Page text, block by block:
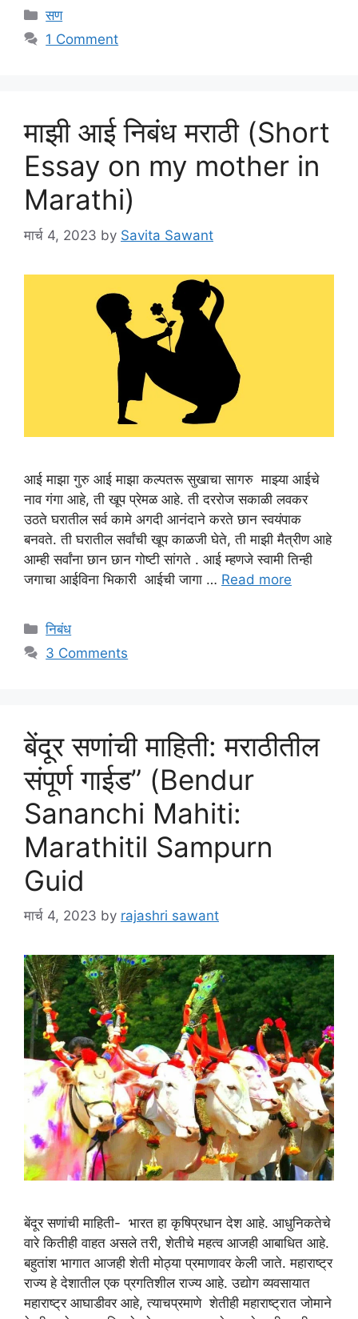
Categories
सण
1 Comment
माझी आई निबंध मराठी (Short
Essay on my mother in
Marathi)
मार्च 4, 2023 by Savita Sawant
आई माझा गुरु आई माझा कल्पतरू सुखाचा सागरु माझ्या आईचे
नाव गंगा आहे, ती खूप प्रेमळ आहे. ती दररोज सकाळी लवकर
उठते घरातील सर्व कामे अगदी आनंदाने करते छान स्वयंपाक
बनवते. ती घरातील सर्वांची खूप काळजी घेते, ती माझी मैत्रीण आहे
आम्ही सर्वांना छान छान गोष्टी सांगते . आई म्हणजे स्वामी तिन्ही
जगाचा आईविना भिकारी आईची जागा … Read more
Categories
निबंध
3 Comments
बेंदूर सणांची माहिती: मराठीतील
संपूर्ण गाईड” (Bendur
Sananchi Mahiti:
Marathitil Sampurn
Guid
मार्च 4, 2023 by rajashri sawant
बेंदूर सणांची माहिती- भारत हा कृषिप्रधान देश आहे. आधुनिकतेचे
वारे कितीही वाहत असले तरी, शेतीचे महत्व आजही आबाधित आहे.
बहुतांश भागात आजही शेती मोठ्या प्रमाणावर केली जाते. महाराष्ट्र
राज्य हे देशातील एक प्रगतिशील राज्य आहे. उद्योग व्यवसायात
महाराष्ट्र आघाडीवर आहे, त्याचप्रमाणे शेतीही महाराष्ट्रात जोमाने